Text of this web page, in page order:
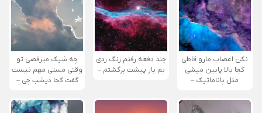
نکن اعصاب مارو قاطی
کجا بالا پایین میشی
مثل پاناماتیک –
چند دفعه رفتم زنگ زدی
بم باز پیشت برگشتم –
چه شیک میرقصی تو
وقتی مستی مهم نیست
گفت کجا دیشب چی –